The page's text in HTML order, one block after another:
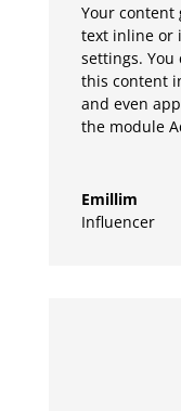
Your content
text inline or
settings. You
this content
and even
the module
Emillim
Influencer